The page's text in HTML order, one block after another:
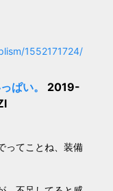
1552171724/
ぱい。 2019-
ってことね、装備